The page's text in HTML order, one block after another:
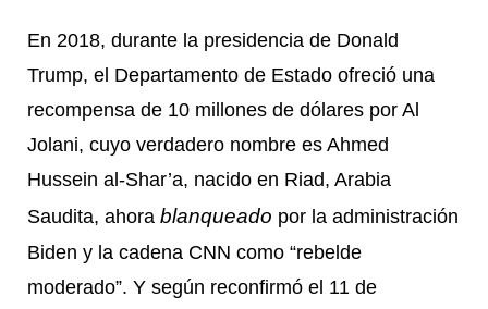
En 2018, durante la presidencia de Donald
Trump, el Departamento de Estado ofreció una
recompensa de 10 millones de dólares por Al
Jolani, cuyo verdadero nombre es Ahmed
Hussein al-Shar’a, nacido en Riad, Arabia
Saudita, ahora blanqueado por la administración
Biden y la cadena CNN como “rebelde
moderado”. Y según reconfirmó el 11 de